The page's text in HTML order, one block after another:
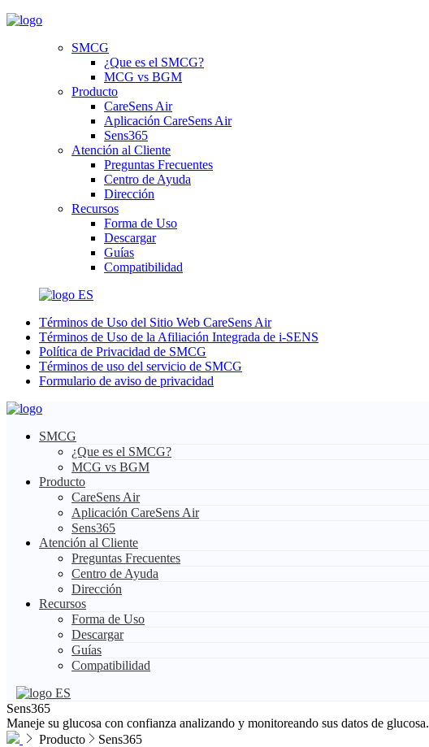
SMCG
¿Que es el SMCG?
MCG vs BGM
Producto
CareSens Air
Aplicación CareSens Air
Sens365
Atención al Cliente
Preguntas Frecuentes
Centro de Ayuda
Dirección
Recursos
Forma de Uso
Descargar
Guías
Compatibilidad
ES
Términos de Uso del Sitio Web CareSens Air
Términos de Uso de la Afiliación Integrada de i-SENS
Política de Privacidad de SMCG
Términos de uso del servicio de SMCG
Formulario de aviso de privacidad
SMCG
¿Que es el SMCG?
MCG vs BGM
Producto
CareSens Air
Aplicación CareSens Air
Sens365
Atención al Cliente
Preguntas Frecuentes
Centro de Ayuda
Dirección
Recursos
Forma de Uso
Descargar
Guías
Compatibilidad
ES
Sens365
Maneje su glucosa con confianza analizando y monitoreando sus datos de glucosa.
Producto
Sens365